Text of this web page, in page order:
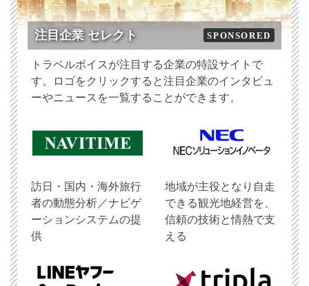
注目企業 セレクト SPONSORED
トラベルボイスが注目する企業の特設サイトで
す。ロゴをクリックすると注目企業のインタビュ
ーやニュースを一覧することができます。
訪日・国内・海外旅行
者の動態分析／ナビゲ
ーションシステムの提
供
地域が主役となり自走
できる観光地経営を、
信頼の技術と情熱で支
える